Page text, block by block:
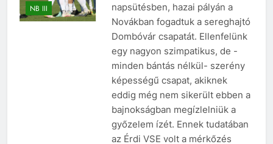
NB III
napsütésben, hazai pályán a
Novákban fogadtuk a sereghajtó
Dombóvár csapatát. Ellenfelünk
egy nagyon szimpatikus, de -
minden bántás nélkül- szerény
képességű csapat, akiknek
eddig még nem sikerült ebben a
bajnokságban megízlelniük a
győzelem ízét. Ennek tudatában
az Érdi VSE volt a mérkőzés